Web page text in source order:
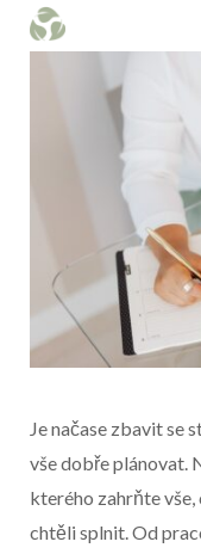
Je načase zbavit se
vše dobře plánovat.
kterého zahrňte
chtěli splnit. Od